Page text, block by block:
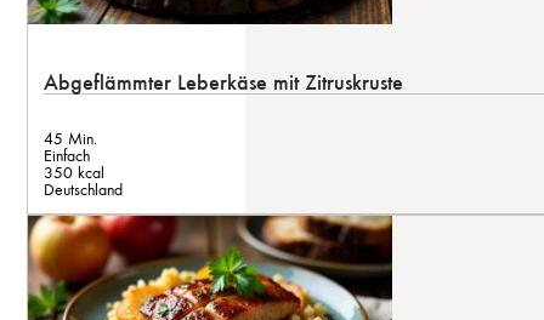
Abgeflämmter Leberkäse mit Zitruskruste
45 Min.
Einfach
350 kcal
Deutschland